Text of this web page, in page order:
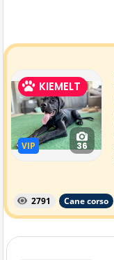
KIEMELT
VIP
VIP 36
2791 Cane corso